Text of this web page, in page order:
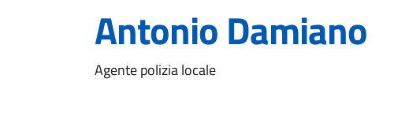
Antonio Damiano
Agente polizia locale